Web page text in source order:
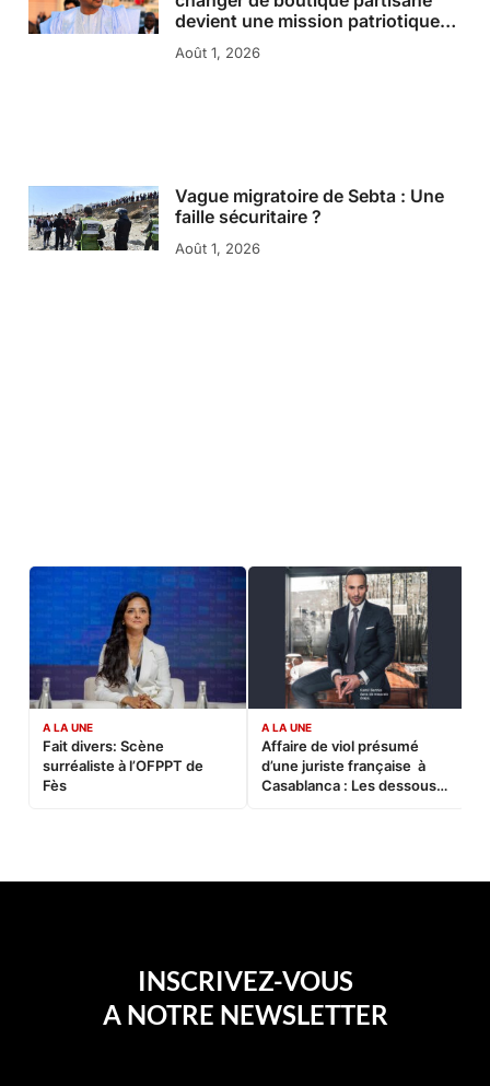
devient une mission patriotique…
Août 1, 2026
Vague migratoire de Sebta : Une
faille sécuritaire ?
Août 1, 2026
A LA UNE
Fait divers: Scène
surréaliste à l’OFPPT de
Fès
A LA UNE
Affaire de viol présumé
d’une juriste française à
Casablanca : Les dessous
INSCRIVEZ-VOUS
A NOTRE NEWSLETTER